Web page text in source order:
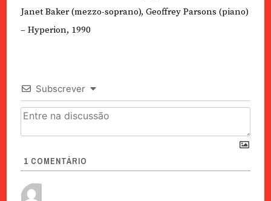
Janet Baker (mezzo-soprano), Geoffrey Parsons (piano)
– Hyperion, 1990
Subscrever
1 COMENTÁRIO